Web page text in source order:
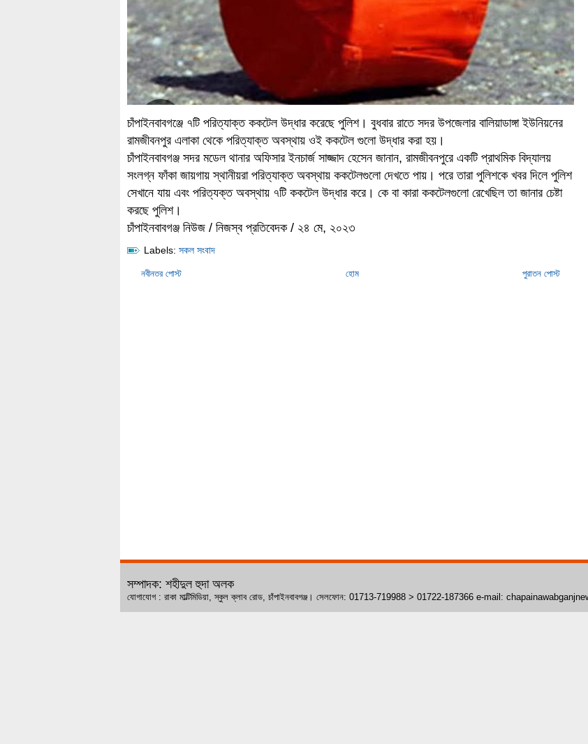
চাঁপাইনবাবগঞ্জে ৭টি পরিত্যাক্ত ককটেল উদ্ধার করেছে পুলিশ। বুধবার রাতে সদর উপজেলার বালিয়াডাঙ্গা ইউনিয়নের
রামজীবনপুর এলাকা থেকে পরিত্যাক্ত অবস্থায় ওই ককটেল গুলো উদ্ধার করা হয়।
চাঁপাইনবাবগঞ্জ সদর মডেল থানার অফিসার ইনচার্জ সাজ্জাদ হেসেন জানান, রামজীবনপুরে একটি প্রাথমিক বিদ্যালয়
সংলগ্ন ফাঁকা জায়গায় স্থানীয়রা পরিত্যাক্ত অবস্থায় ককটেলগুলো দেখতে পায়। পরে তারা পুলিশকে খবর দিলে পুলিশ
সেখানে যায় এবং পরিত্যক্ত অবস্থায় ৭টি ককটেল উদ্ধার করে। কে বা কারা ককটেলগুলো রেখেছিল তা জানার চেষ্টা
করছে পুলিশ।
চাঁপাইনবাবগঞ্জ নিউজ / নিজস্ব প্রতিবেদক / ২৪ মে, ২০২৩
Labels: সকল সংবাদ
নবীনতর পোস্ট পুরাতন পোস্ট
হোম
সম্পাদক: শহীদুল হুদা অলক
যোগাযোগ : রাকা মাল্টিমিডিয়া, স্কুল ক্লাব রোড, চাঁপাইনবাবগঞ্জ। সেলফোন: 01713-719988 > 01722-187366 e-mail: